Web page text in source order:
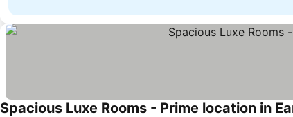
Spacious Luxe Rooms - Prime location in